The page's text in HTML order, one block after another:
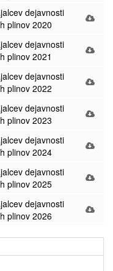
dejavnosti
plinov 2020
dejavnosti
plinov 2021
dejavnosti
plinov 2022
dejavnosti
plinov 2023
dejavnosti
plinov 2024
dejavnosti
plinov 2025
dejavnosti
plinov 2026